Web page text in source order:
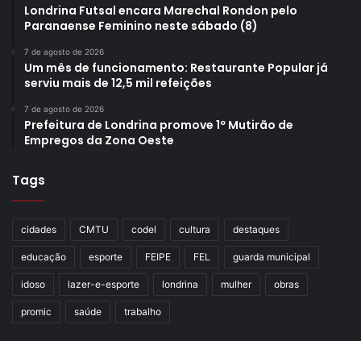
Londrina Futsal encara Marechal Rondon pelo
Paranaense Feminino neste sábado (8)
7 de agosto de 2026
Um mês de funcionamento: Restaurante Popular já
serviu mais de 12,5 mil refeições
7 de agosto de 2026
Prefeitura de Londrina promove 1º Mutirão de
Empregos da Zona Oeste
Tags
cidades CMTU codel cultura destaques
educação esporte FEIPE FEL guarda municipal
idoso lazer-e-esporte londrina mulher obras
promic saúde trabalho